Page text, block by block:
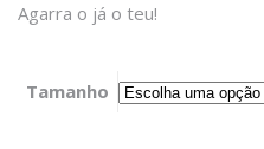
Agarra o já o teu!
Tamanho